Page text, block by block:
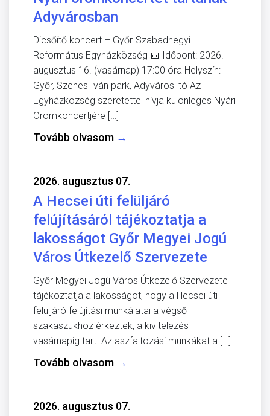
Adyvárosban
Dicsőítő koncert – Győr-Szabadhegyi
Református Egyházközség 📅 Időpont: 2026.
augusztus 16. (vasárnap) 17:00 óra Helyszín:
Győr, Szenes Iván park, Adyvárosi tó Az
Egyházközség szeretettel hívja különleges Nyári
Örömkoncertjére […]
Tovább olvasom →
2026. augusztus 07.
A Hecsei úti felüljáró
felújításáról tájékoztatja a
lakosságot Győr Megyei Jogú
Város Útkezelő Szervezete
Győr Megyei Jogú Város Útkezelő Szervezete
tájékoztatja a lakosságot, hogy a Hecsei úti
felüljáró felújítási munkálatai a végső
szakaszukhoz érkeztek, a kivitelezés
vasárnapig tart. Az aszfaltozási munkákat a […]
Tovább olvasom →
2026. augusztus 07.